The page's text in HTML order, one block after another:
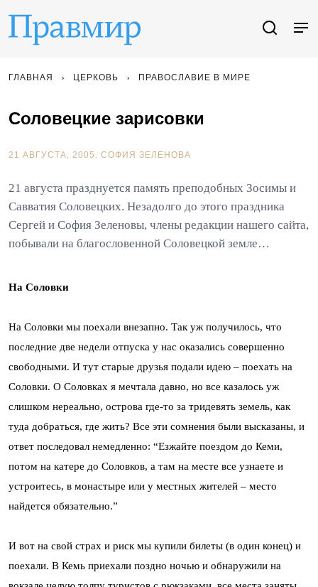
ГЛАВНАЯ ЦЕРКОВЬ ПРАВОСЛАВИЕ В МИРЕ
Соловецкие зарисовки
21 АВГУСТА, 2005. СОФИЯ ЗЕЛЕНОВА
21 августа празднуется память преподобных Зосимы и
Савватия Соловецких. Незадолго до этого праздника
Сергей и София Зеленовы, члены редакции нашего сайта,
побывали на благословенной Соловецкой земле…
На Соловки
На Соловки мы поехали внезапно. Так уж получилось, что
последние две недели отпуска у нас оказались совершенно
свободными. И тут старые друзья подали идею – поехать на
Соловки. О Соловках я мечтала давно, но все казалось уж
слишком нереально, острова где-то за тридевять земель, как
туда добраться, где жить? Все эти сомнения были высказаны, и
ответ последовал немедленно: “Езжайте поездом до Кеми,
потом на катере до Соловков, а там на месте все узнаете и
устроитесь, в монастыре или у местных жителей – место
найдется обязательно.”
И вот на свой страх и риск мы купили билеты (в один конец) и
поехали. В Кемь приехали поздно ночью и обнаружили на